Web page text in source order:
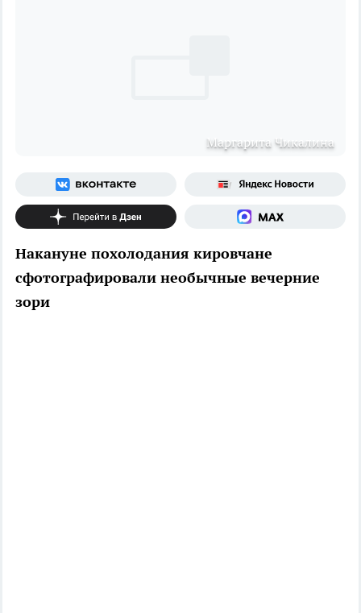
Маргарита Чикалина
Накануне похолодания кировчане
сфотографировали необычные вечерние
зори